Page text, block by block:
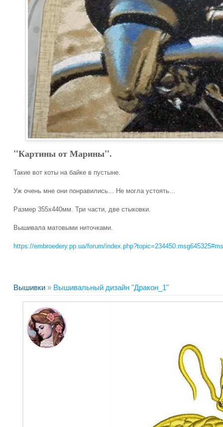
"Картины от Марины".
Такие вот коты на байке в пустыне.
Уж очень мне они понравились... Не могла устоять...
Размер 355х440мм. Три части, две стыковки.
Вышивала матовыми ниточками.
https://embroedery.pp.ua/forum/
Вышивки » Вышивальный дизайн "Дракон_1"